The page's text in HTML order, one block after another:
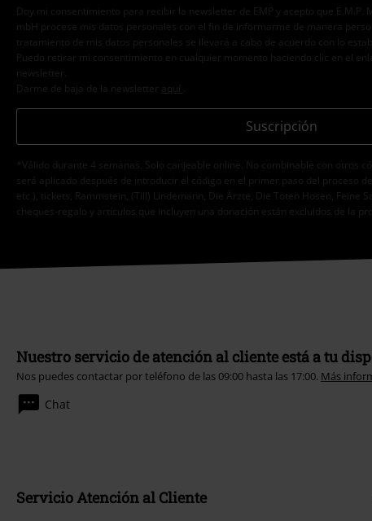
Doy mi consentimiento para recibir la newsletter de EMP y acepto que
mbH procese mis datos personales con el fin de informarme de manera
tratamiento de mis datos personales se llevará a cabo de acuerdo con lo
Puedo retirar mi consentimiento en cualquier momento haciendo clic en el
newsletter.
Darme de baja de la newsletter
aquí
Suscripción
*Válido durante 4 semanas. Solo canjeable online. No combinable con otros
será aplicado después de introducir el código en el primer paso del proceso
etc.), tickets, Rammstein, (Till) Lindemann, Die Ärzte, Die Toten Hosen, Feine
cheques-regalo y artículos que incluyen una donación están excluidos de la
Nuestro servicio de atención al cliente está a tu
Nos puedes contactar por teléfono de las 09:00 hasta las 17:00. Más
Chat
Servicio Atención al Cliente